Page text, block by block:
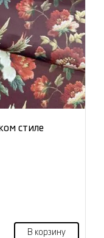
стиле
В корзину